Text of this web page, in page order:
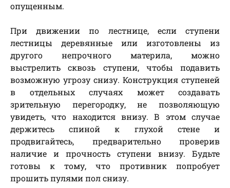
опущенным.
При движении по лестнице, если ступени
лестницы деревянные или изготовлены из
другого непрочного материла, можно
выстрелить сквозь ступени, чтобы подавить
возможную угрозу снизу. Конструкция ступеней
в отдельных случаях может создавать
зрительную перегородку, не позволяющую
увидеть, что находится внизу. В этом случае
держитесь спиной к глухой стене и
продвигайтесь, предварительно проверив
наличие и прочность ступени внизу. Будьте
готовы к тому, что противник попробует
прошить пулями пол снизу.